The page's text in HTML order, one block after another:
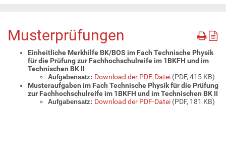
Musterprüfungen
Einheitliche Merkhilfe BK/BOS im Fach Technische Physik
für die Prüfung zur Fachhochschulreife im 1BKFH und im
Technischen BK II
Aufgabensatz: Download der PDF-Datei (PDF, 415 KB)
Musteraufgaben im Fach Technische Physik für die Prüfung
zur Fachhochschulreife im 1BKFH und im Technischen BK II
Aufgabensatz: Download der PDF-Datei (PDF, 181 KB)